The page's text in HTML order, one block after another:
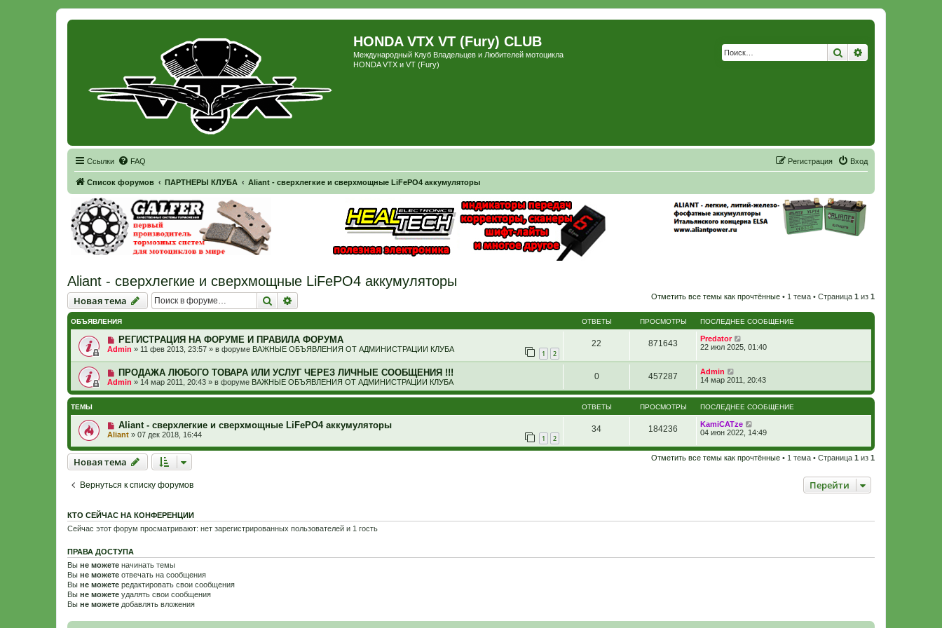
HONDA VTX VT (Fury) CLUB
Международный Клуб Владельцев и Любителей мотоцикла
HONDA VTX и VT (Fury)
Поиск
Ссылки FAQ Вход
Регистрация
Список форумов ПАРТНЕРЫ КЛУБА Aliant - сверхлегкие и сверхмощные LiFePO4 аккумуляторы
Aliant - сверхлегкие и сверхмощные LiFePO4 аккумуляторы
Новая тема
Новаятема Поиск Отметить все темы как прочтённые • 1 тема • Страница 1 из 1
ОБЪЯВЛЕНИЯ ОТВЕТЫ ПРОСМОТРЫ ПОСЛЕДНЕЕ СООБЩЕНИЕ
РЕГИСТРАЦИЯ НА ФОРУМЕ И ПРАВИЛА ФОРУМА
Admin » 11 фев 2013, 23:57 » в форуме ВАЖНЫЕ ОБЪЯВЛЕНИЯ ОТ АДМИНИСТРАЦИИ КЛУБА 1 2
22 871643
Predator
22 июл 2025, 01:40
ПРОДАЖА ЛЮБОГО ТОВАРА ИЛИ УСЛУГ ЧЕРЕЗ ЛИЧНЫЕ СООБЩЕНИЯ !!!
Admin » 14 мар 2011, 20:43 » в форуме ВАЖНЫЕ ОБЪЯВЛЕНИЯ ОТ АДМИНИСТРАЦИИ КЛУБА
0 457287
Admin
14 мар 2011, 20:43
ТЕМЫ ОТВЕТЫ ПРОСМОТРЫ ПОСЛЕДНЕЕ СООБЩЕНИЕ
Aliant - сверхлегкие и сверхмощные LiFePO4 аккумуляторы
Aliant » 07 дек 2018, 16:44 1 2
34 184236
KamiCATze
04 июн 2022, 14:49
Новая тема
Новаятема Отметить все темы как прочтённые • 1 тема • Страница 1 из 1
Вернуться к списку форумов Перейти
КТО СЕЙЧАС НА КОНФЕРЕНЦИИ
Сейчас этот форум просматривают: нет зарегистрированных пользователей и 1 гость
ПРАВА ДОСТУПА
Вы не можете начинать темы
Вы не можете отвечать на сообщения
Вы не можете редактировать свои сообщения
Вы не можете удалять свои сообщения
Вы не можете добавлять вложения